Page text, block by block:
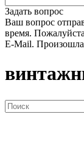
Задать вопрос
Ваш вопрос
время.
E-Mail.